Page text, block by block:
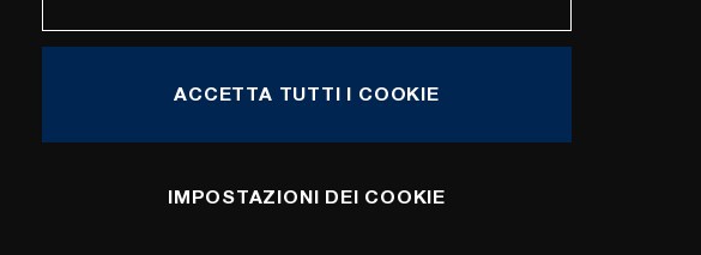
ACCETTA TUTTI I COOKIE
IMPOSTAZIONI DEI COOKIE